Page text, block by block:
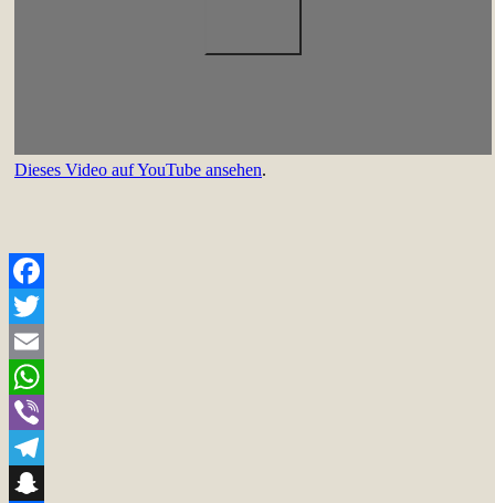
Dieses Video auf YouTube ansehen.
Facebook
Twitter
Email
WhatsApp
Viber
Telegram